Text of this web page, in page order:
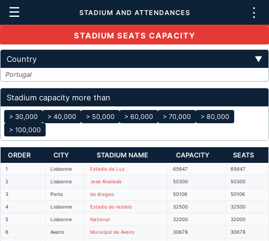
☰ STADIUM AND ATTENDANCES ⋮
STADIUM SEATS CAPACITY
Country ▼
Portugal
Stadium capacity more than
> 30,000 > 40,000 > 50,000 > 60,000 > 70,000
> 80,000
> 100,000
ORDER CITY STADIUM NAME CAPACITY SEATS
1 Lisbonne Estadio da Luz 65647 65647
2 Lisbonne Jose Alvalade 50300 50300
3 Porto do dragao 50106 50106
4 Lisbonne Estadio do restelo 32500 32500
5 Lisbonne National 32000 32000
6 Aveiro Municipal de Aveiro 30678 30678